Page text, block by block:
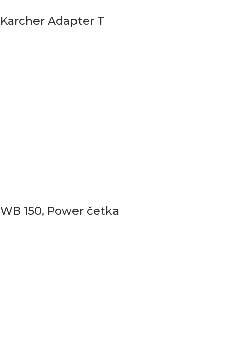
Karcher Adapter T
WB 150, Power četka